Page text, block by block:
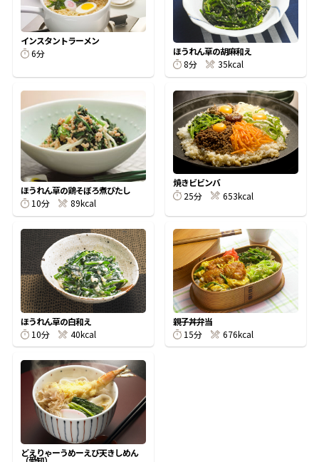
楽チン鍋®
楽チン屋® ストレートつゆ
新鮮一番
めんつゆレシピ
割烹白だしレシピ
レシピ特設サイト
割烹白だしレシピ特集
だし巻き卵特集
かつおだしが決め手！簡単茶碗蒸し
インスタントラーメン
6分
ほうれん草の胡麻和え
8分
35kcal
ほうれん草の鶏そぼろ煮びたし
10分
89kcal
焼きビビンバ
25分
653kcal
ほうれん草の白和え
10分
40kcal
親子丼弁当
15分
676kcal
どえりゃーうめーえび天きしめん